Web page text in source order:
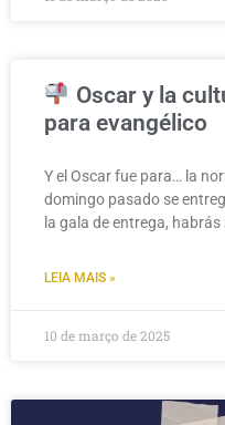
Oscar y la
para evangélico
Y el Oscar fue para… la
domingo pasado se
la gala de entrega,
LEIA MAIS »
10 de março de 2025